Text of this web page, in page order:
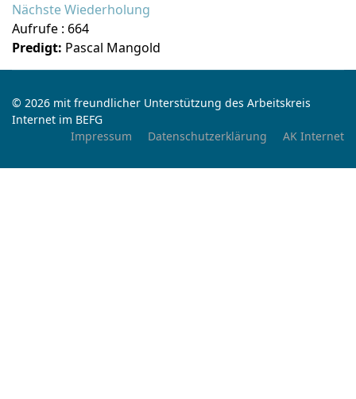
Nächste Wiederholung
Aufrufe : 664
Predigt: Pascal Mangold
© 2026 mit freundlicher Unterstützung des Arbeitskreis
Internet im BEFG
Impressum
Datenschutzerklärung AK Internet